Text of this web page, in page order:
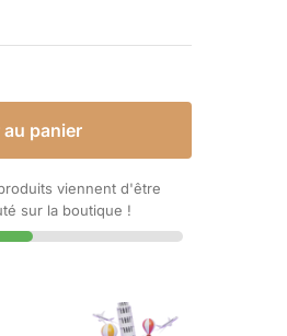
panier
viennent d'être
sur la boutique !